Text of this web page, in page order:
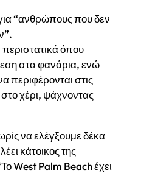
“ανθρώπους που δεν
όπου
στα φανάρια, ενώ
περιφέρονται στις
στο χέρι, ψάχνοντας
να ελέγξουμε δέκα
κάτοικος της
West Palm Beach έχει